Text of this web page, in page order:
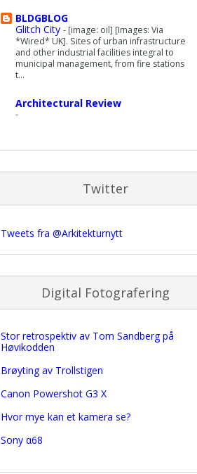
BLDGBLOG
Glitch City - [image: oil] [Images: Via
*Wired* UK]. Sites of urban infrastructure
and other industrial facilities integral to
municipal management, from fire stations
t...
Architectural Review
-
Twitter
Tweets fra @Arkitekturnytt
Digital Fotografering
Stor retrospektiv av Tom Sandberg på
Høvikodden
Brøyting av Trollstigen
Canon Powershot G3 X
Hvor mye kan et kamera se?
Sony α68